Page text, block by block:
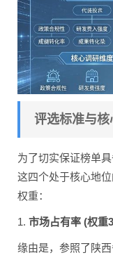
评选标准与
为了切实保证榜单
这四个处于核心地
权重：
1. 市场占有率 (权重
缘由是，参照了陕